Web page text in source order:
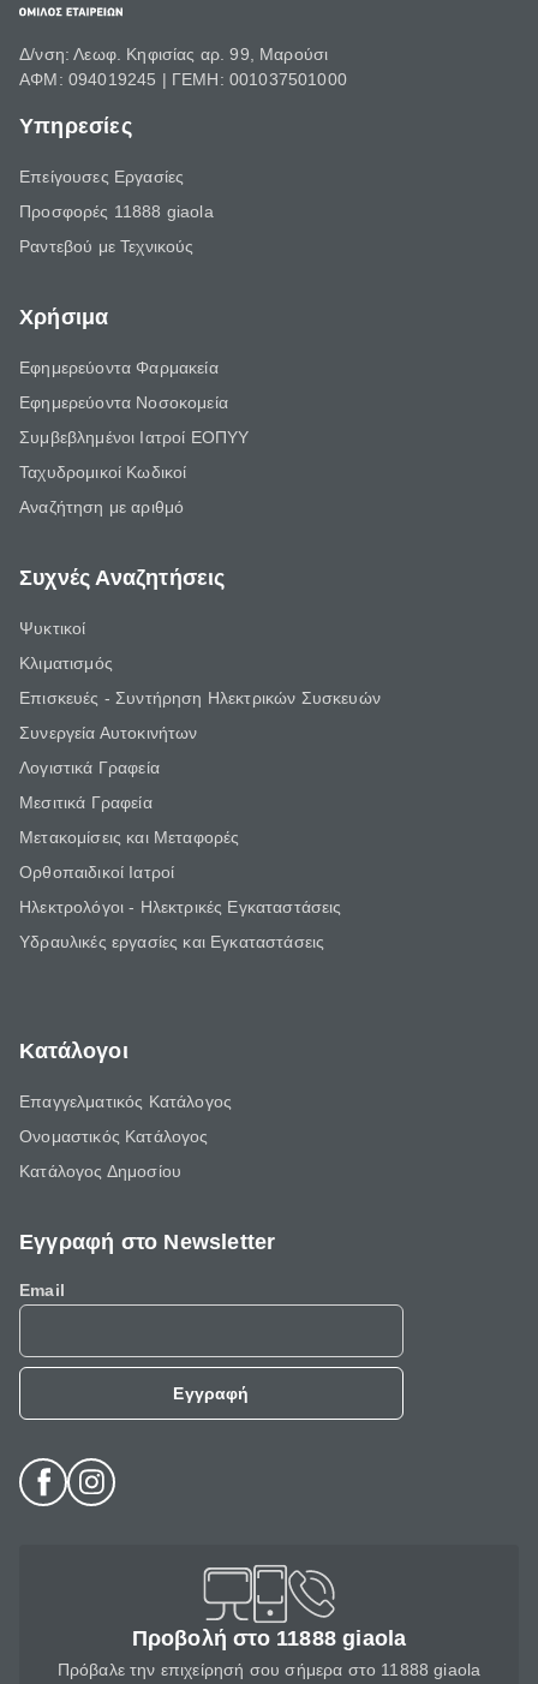
Δ/νση: Λεωφ. Κηφισίας αρ. 99, Μαρούσι
ΑΦΜ: 094019245 | ΓΕΜΗ: 001037501000
Υπηρεσίες
Επείγουσες Εργασίες
Προσφορές 11888 giaola
Ραντεβού με Τεχνικούς
Χρήσιμα
Εφημερεύοντα Φαρμακεία
Εφημερεύοντα Νοσοκομεία
Συμβεβλημένοι Ιατροί ΕΟΠΥΥ
Ταχυδρομικοί Κωδικοί
Αναζήτηση με αριθμό
Συχνές Αναζητήσεις
Ψυκτικοί
Κλιματισμός
Επισκευές - Συντήρηση Ηλεκτρικών Συσκευών
Συνεργεία Αυτοκινήτων
Λογιστικά Γραφεία
Μεσιτικά Γραφεία
Μετακομίσεις και Μεταφορές
Ορθοπαιδικοί Ιατροί
Ηλεκτρολόγοι - Ηλεκτρικές Εγκαταστάσεις
Υδραυλικές εργασίες και Εγκαταστάσεις
Κατάλογοι
Επαγγελματικός Κατάλογος
Ονομαστικός Κατάλογος
Κατάλογος Δημοσίου
Εγγραφή στο Newsletter
Email
Εγγραφή
Προβολή στο 11888 giaola
Πρόβαλε την επιχείρησή σου σήμερα στο 11888 giaola